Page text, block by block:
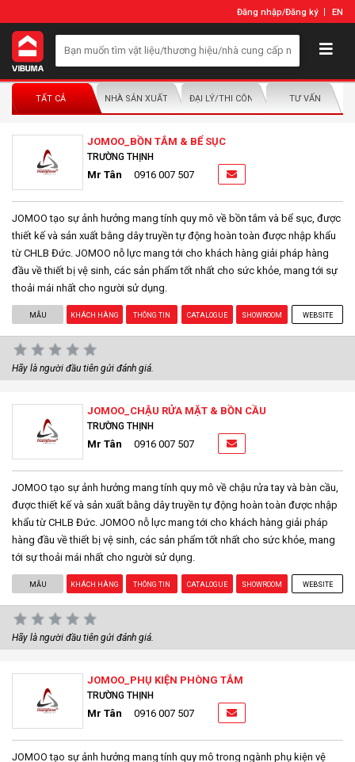
Đăng nhập/Đăng ký EN
TẤT CẢ NHÀ SẢN XUẤT/NHÀ PHÂN PHỐIĐẠI LÝ/THI CÔNG LẮP ĐẶTTƯ VẤN
JOMOO_BỒN TẮM & BỂ SỤC
TRƯỜNG THỊNH
Mr Tân 0916 007 507
JOMOO tạo sự ảnh hưởng mang tính quy mô về bồn tắm và bể sục, được
thiết kế và sản xuất bằng dây truyền tự động hoàn toàn được nhập khẩu
từ CHLB Đức. JOMOO nỗ lực mang tới cho khách hàng giải pháp hàng
đầu về thiết bị vệ sinh, các sản phẩm tốt nhất cho sức khỏe, mang tới sự
thoải mái nhất cho người sử dụng.
MẪU KHÁCH HÀNG THÔNG TIN CATALOGUE SHOWROOM WEBSITE
Hãy là người đầu tiên gửi đánh giá.
JOMOO_CHẬU RỬA MẶT & BỒN CẦU
TRƯỜNG THỊNH
Mr Tân 0916 007 507
JOMOO tạo sự ảnh hưởng mang tính quy mô về chậu rửa tay và bàn cầu,
được thiết kế và sản xuất bằng dây truyền tự động hoàn toàn được nhập
khẩu từ CHLB Đức. JOMOO nỗ lực mang tới cho khách hàng giải pháp
hàng đầu về thiết bị vệ sinh, các sản phẩm tốt nhất cho sức khỏe, mang
tới sự thoải mái nhất cho người sử dụng.
MẪU KHÁCH HÀNG THÔNG TIN CATALOGUE SHOWROOM WEBSITE
Hãy là người đầu tiên gửi đánh giá.
JOMOO_PHỤ KIỆN PHÒNG TẮM
TRƯỜNG THỊNH
Mr Tân 0916 007 507
JOMOO tạo sự ảnh hưởng mang tính quy mô trong ngành phụ kiện vệ